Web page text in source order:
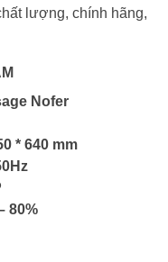
lượng, chính hãng,
Nofer
* 640 mm
80%